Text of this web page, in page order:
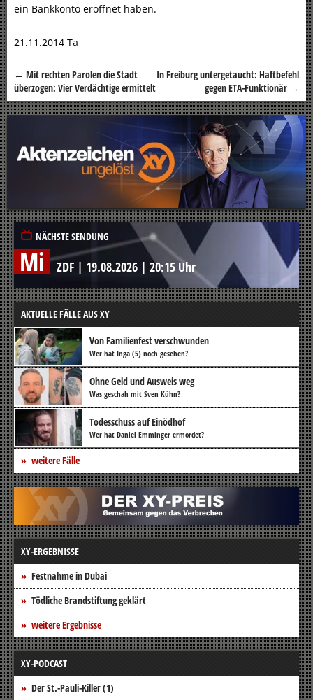
ein Bankkonto eröffnet haben.
21.11.2014 Ta
Beitragsnavigation
← Mit rechten Parolen die Stadt
überzogen: Vier Verdächtige ermittelt
In Freiburg untergetaucht: Haftbefehl
gegen ETA-Funktionär →
NÄCHSTE SENDUNG
Mi ZDF | 19.08.2026 | 20:15 Uhr
AKTUELLE FÄLLE AUS XY
Von Familienfest verschwunden
Wer hat Inga (5) noch gesehen?
Ohne Geld und Ausweis weg
Was geschah mit Sven Kühn?
Todesschuss auf Einödhof
Wer hat Daniel Emminger ermordet?
weitere Fälle
XY-ERGEBNISSE
Festnahme in Dubai
Tödliche Brandstiftung geklärt
weitere Ergebnisse
XY-PODCAST
Der St.-Pauli-Killer (1)